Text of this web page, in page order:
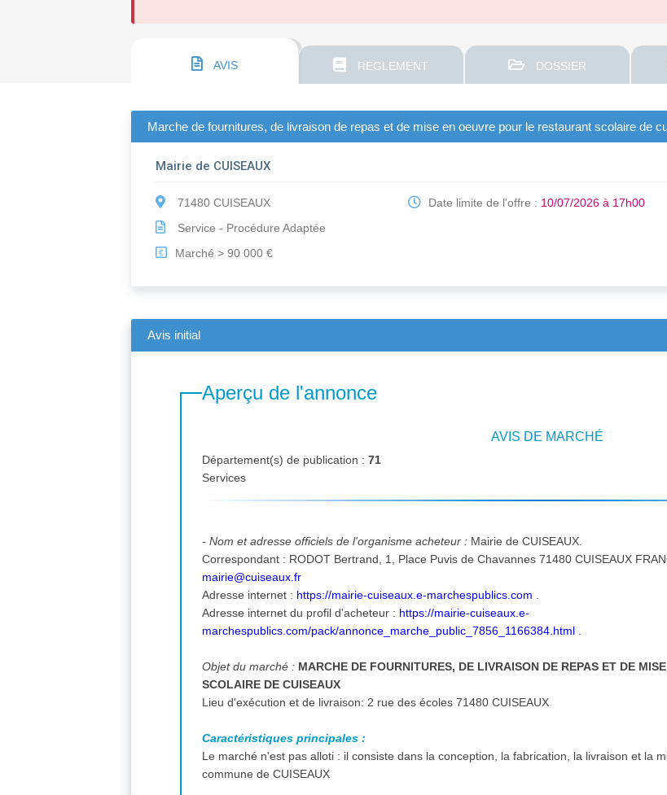
AVIS REGLEMENT DOSSIER
Marche de fournitures, de livraison de repas et de mise en oeuvre pour le restaurant scolaire de
Mairie de CUISEAUX
71480 CUISEAUX
Service - Procédure Adaptée
€ Marché > 90 000 €
Date limite de l'offre : 10/07/2026 à 17h00
Avis initial
Aperçu de l'annonce
AVIS DE MARCHÉ
Département(s) de publication :71
Services
- Nom et adresse officiels de l'organisme acheteur : Mairie de CUISEAUX.
mairie@cuiseaux.fr
Adresse internet : https://mairie-cuiseaux.e-marchespublics.com
Adresse internet du profil d'acheteur : https://mairie-cuiseaux.e-
marchespublics.com/pack/annonce_marche_public_7856_1166384.html
Objet du marché : MARCHE DE FOURNITURES, DE LIVRAISON DE REPAS ET DE
SCOLAIRE DE CUISEAUX
Lieu d'exécution et de livraison: 2 rue des écoles 71480 CUISEAUX
Caractéristiques principales :
Le marché n'est pas alloti : il consiste dans la conception, la fabrication, la livraison et la
commune de CUISEAUX